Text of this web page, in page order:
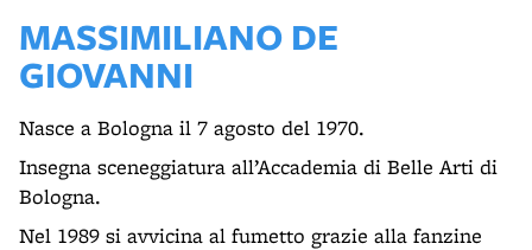
MASSIMILIANO DE
GIOVANNI
Nasce a Bologna il 7 agosto del 1970.
Insegna sceneggiatura all’Accademia di Belle Arti di
Bologna.
Nel 1989 si avvicina al fumetto grazie alla fanzine